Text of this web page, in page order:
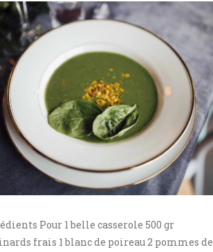
Pour 1 belle casserole 500 gr
frais 1 blanc de poireau 2 pommes de